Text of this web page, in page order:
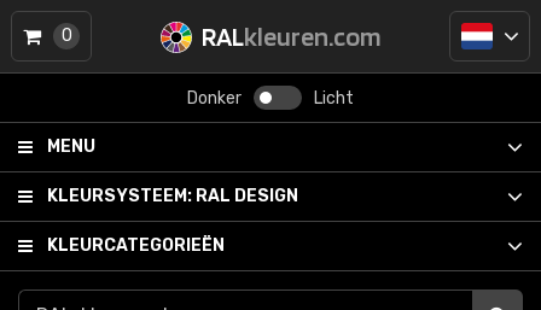
RALkleuren.com
Donker Licht
MENU
KLEURSYSTEEM: RAL DESIGN
KLEURCATEGORIEËN
0